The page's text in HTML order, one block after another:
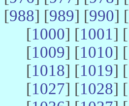
[988] [989] [990] [
[1000] [1001] [
[1009] [1010] [
[1018] [1019] [
[1027] [1028] [